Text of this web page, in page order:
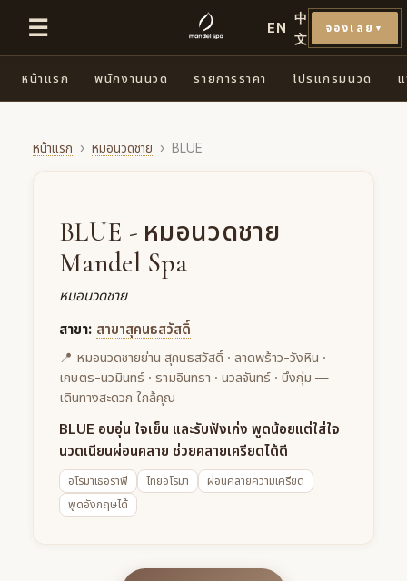
☰ EN
中
文
จองเลย ▼
หน้าแรก พนักงานนวด รายการราคา โปรแกรมนวด
หน้าแรก › หมอนวดชาย › BLUE
BLUE - หมอนวดชาย
Mandel Spa
หมอนวดชาย
สาขา: สาขาสุคนธสวัสดิ์
📍 หมอนวดชายย่าน สุคนธสวัสดิ์ · ลาดพร้าว-วังหิน ·
เกษตร-นวมินทร์ · รามอินทรา · นวลจันทร์ · บึงกุ่ม —
เดินทางสะดวก ใกล้คุณ
BLUE อบอุ่น ใจเย็น และรับฟังเก่ง พูดน้อยแต่ใส่ใจ
นวดเนียนผ่อนคลาย ช่วยคลายเครียดได้ดี
อโรมาเธอราพี ไทยอโรมา
ผ่อนคลายความเครียด
พูดอังกฤษได้